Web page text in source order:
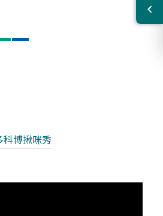
科博揪咪秀